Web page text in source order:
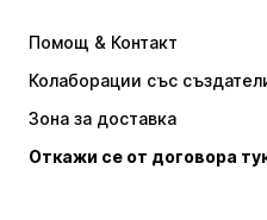
Бельо
Палта
Помощ & Контакт
Колаборации със
Зона за доставка
Откажи се от договора